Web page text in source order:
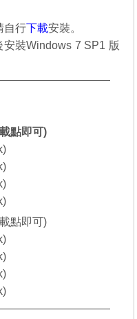
自行下載安裝。
安裝Windows 7 SP1 版
點即可)
點即可)